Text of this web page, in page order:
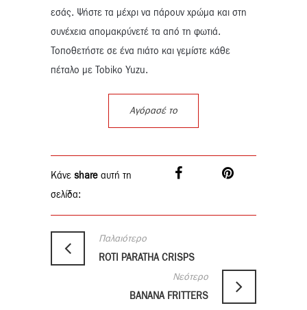
εσάς. Ψήστε τα μέχρι να πάρουν χρώμα και στη
συνέχεια απομακρύνετέ τα από τη φωτιά.
Τοποθετήστε σε ένα πιάτο και γεμίστε κάθε
πέταλο με Tobiko Yuzu.
Αγόρασέ το
Κάνε share αυτή τη
σελίδα:
Παλαιότερο
ROTI PARATHA CRISPS
Νεότερο
BANANA FRITTERS